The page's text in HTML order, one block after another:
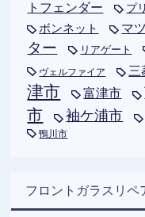
トフェンダー
プ
ボンネット マ
ター
リアゲート
ヴェルファイア 三
津市
富津市
市
袖ケ浦市
鴨川市
フロントガラスリペ